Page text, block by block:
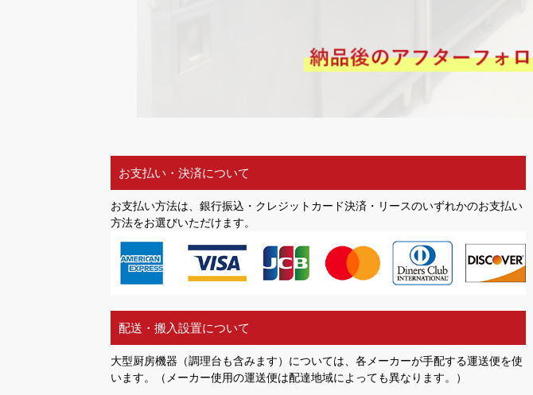
お支払い・決済について
お支払い方法は、銀行振込・クレジットカード決済・リースのいずれかのお支払い
方法をお選びいただけます。
配送・搬入設置について
大型厨房機器（調理台も含みます）については、各メーカーが手配する運送便を使
います。（メーカー使用の運送便は配達地域によっても異なります。）